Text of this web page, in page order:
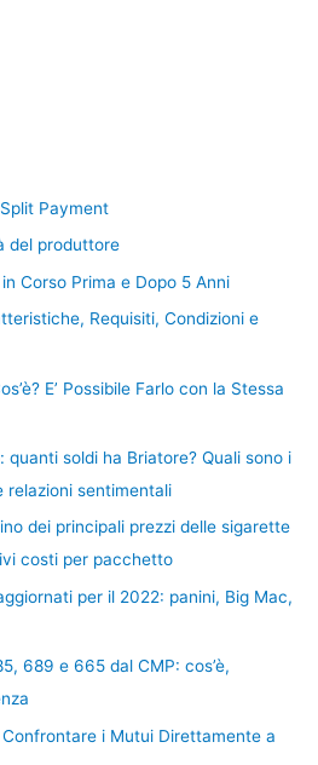
Payment
del produttore
Corso Prima e Dopo 5 Anni
Requisiti, Condizioni e
E’ Possibile Farlo con la Stessa
quanti soldi ha Briatore? Quali sono i
relazioni sentimentali
dei principali prezzi delle sigarette
costi per pacchetto
per il 2022: panini, Big Mac,
689 e 665 dal CMP: cos’è,
i Mutui Direttamente a